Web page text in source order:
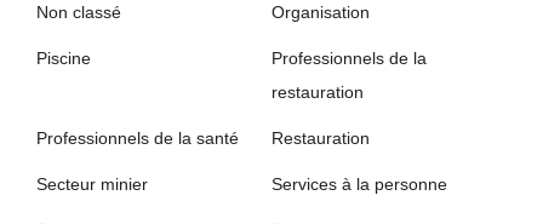
Non classé Organisation
Piscine
Professionnels de la
restauration
Professionnels de la santé Restauration
Secteur minier Services à la personne